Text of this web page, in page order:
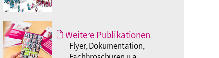
Weitere Publikationen
Flyer, Dokumentation,